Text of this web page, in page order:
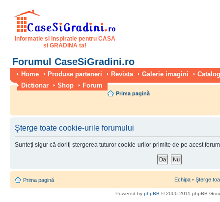
Informatie si inspiratie pentru CASA
si GRADINA ta!
Forumul CaseSiGradini.ro
Home Produse parteneri Revista Galerie imagini
Dictionar
Shop Forum
Prima pagină
Şterge toate cookie-urile forumului
Sunteţi sigur că doriţi ştergerea tuturor cookie-urilor primite de pe acest
Prima pagină Echipa • Şterge
Powered by phpBB © 2000-2011 phpBB